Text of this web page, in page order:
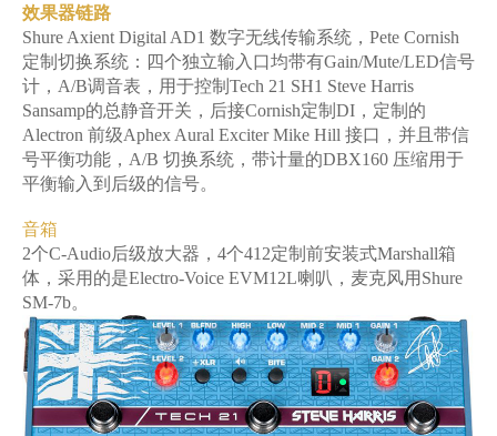
效果器链路
Shure Axient Digital AD1 数字无线传输系统，Pete Cornish
定制切换系统：四个独立输入口均带有Gain/Mute/LED信号
计，A/B调音表，用于控制Tech 21 SH1 Steve Harris
Sansamp的总静音开关，后接Cornish定制DI，定制的
Alectron 前级Aphex Aural Exciter Mike Hill 接口，并且带信
号平衡功能，A/B 切换系统，带计量的DBX160 压缩用于
平衡输入到后级的信号。
音箱
2个C-Audio后级放大器，4个412定制前安装式Marshall箱
体，采用的是Electro-Voice EVM12L喇叭，麦克风用Shure
SM-7b。